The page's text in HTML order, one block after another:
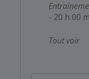
- 20 h 00
Tout voir